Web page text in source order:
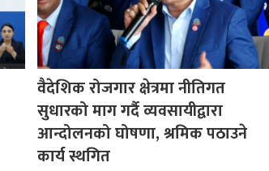
वैदेशिक रोजगार क्षेत्रमा नीतिगत
सुधारको माग गर्दै व्यवसायीद्वारा
आन्दोलनको घोषणा, श्रमिक पठाउने
कार्य स्थगित